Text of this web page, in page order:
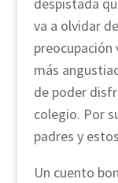
despistada
va a olvidar
preocupación
más
de poder
colegio. Por
padres y
Un cuento